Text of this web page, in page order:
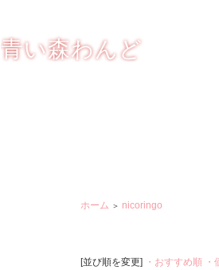
青い森わんど
ホーム ＞ nicoringo
[並び順を変更] ・おすすめ順 ・